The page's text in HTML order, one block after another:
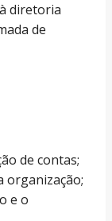
diretoria
de
de contas;
organização;
e o